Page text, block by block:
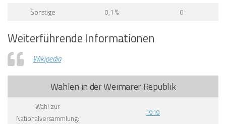
Sonstige
0,1 % 0
Weiterführende Informationen
Wikipedia
Wahlen in der Weimarer Republik
Wahl zur
Nationalversammlung:
1919